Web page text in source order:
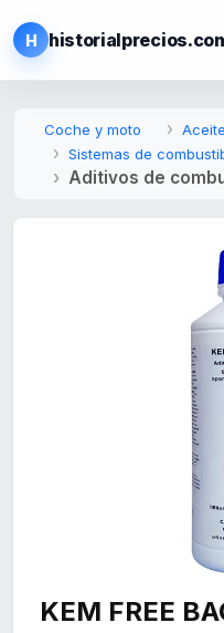
H
Coche y moto
Sistemas de
Aditivos de
KEM FREE